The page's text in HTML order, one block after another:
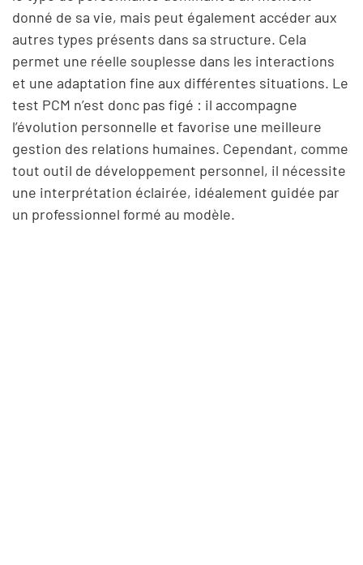
donné de sa vie, mais peut également accéder aux
autres types présents dans sa structure. Cela
permet une réelle souplesse dans les interactions
et une adaptation fine aux différentes situations. Le
test PCM n’est donc pas figé : il accompagne
l’évolution personnelle et favorise une meilleure
gestion des relations humaines. Cependant, comme
tout outil de développement personnel, il nécessite
une interprétation éclairée, idéalement guidée par
un professionnel formé au modèle.